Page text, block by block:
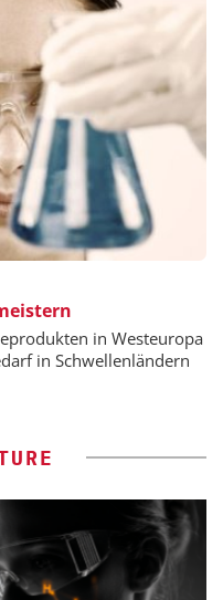
in Westeuropa
in Schwellenländern